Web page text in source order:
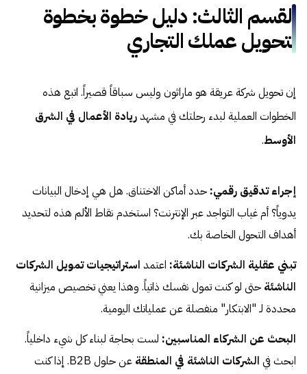
القسم الثالث: دليل خطوة بخطوة
لتحويل عملك التجاري
إن تحويل شركة عريقة هو ماراثون وليس سباقاً قصيراً. اتبع هذه
الخطوات العملية لبدء رحلتك في مشهدريادة الأعمال في الشرق
الأوسط.
إجراء تدقيق رقمي: حدد أماكن الاختناق. هل هي إدخال البيانات
يدوياً؟ أم غياب التواجد عبر الإنترنت؟ استخدم نقاط الألم هذه لتحديد
أهداف التحول الخاصة بك.
تبني عقلية الشركات الناشئة: اعتمد استراتيجيات تمويل الشركات
الناشئة حتى لو كنت تمول نفسك ذاتياً. وهذا يعني تخصيص ميزانية
محددة لـ "الابتكار" منفصلة عن عملياتك اليومية.
البحث عن الشركاء المناسبين: لست بحاجة لبناء كل شيء داخلياً.
ابحث في الشركات الناشئة في المنطقة
عن حلول B2B. إذا كنت